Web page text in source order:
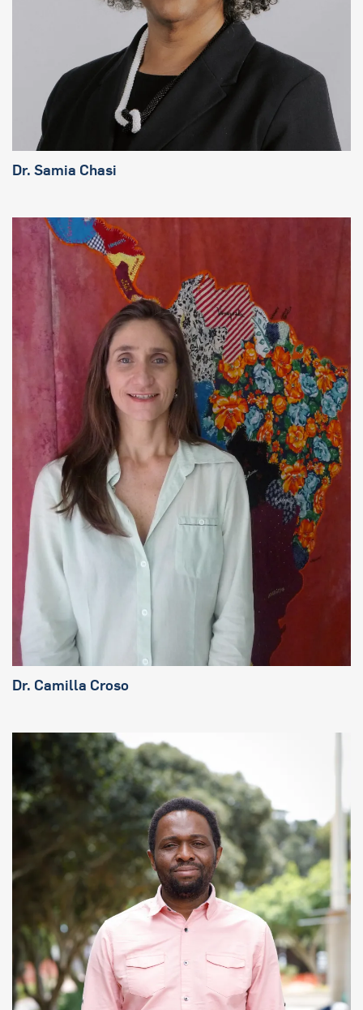
Dr. Samia Chasi
Dr. Camilla Croso